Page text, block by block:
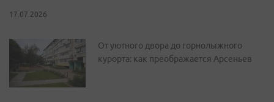
17.07.2026
От уютного двора до горнолыжного
курорта: как преображается Арсеньев